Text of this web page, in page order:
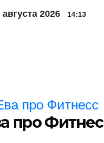
августа 2026 14:13
про Фитнес